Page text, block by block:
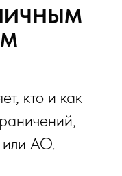
кто и как
АО.